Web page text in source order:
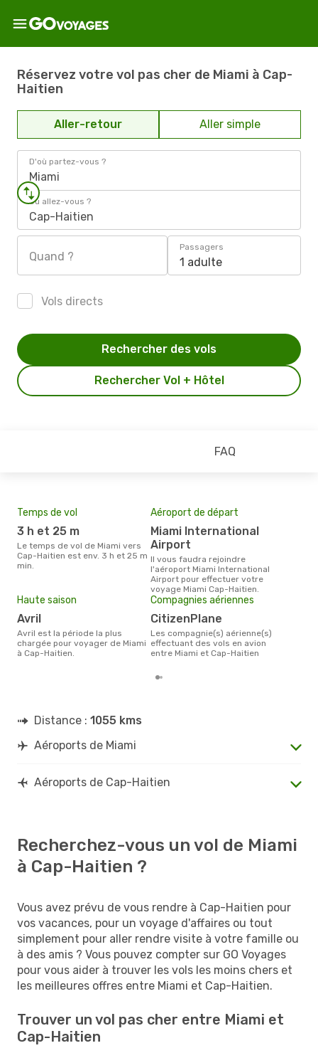
Réservez votre vol pas cher de Miami à Cap-
Haitien
Aller-retour Aller simple
D'où partez-vous ?
Miami
Où allez-vous ?
Cap-Haitien
Quand ?
Passagers
1 adulte
Vols directs
Rechercher Vol + Hôtel
Rechercher des vols
FAQ
Temps de vol
3 h et 25 m
Le temps de vol de Miami vers
Cap-Haitien est env. 3 h et 25 m
min.
Aéroport de départ
Miami International
Airport
Il vous faudra rejoindre
l'aéroport Miami International
Airport pour effectuer votre
voyage Miami Cap-Haitien.
Haute saison
avril
avril est la période la plus
chargée pour voyager de Miami
à Cap-Haitien.
Compagnies aériennes
CitizenPlane
Les compagnie(s) aérienne(s)
effectuant des vols en avion
entre Miami et Cap-Haitien
Distance : 1055 kms
Aéroports de Miami
Aéroports de Cap-Haitien
Recherchez-vous un vol de Miami
à Cap-Haitien ?
Vous avez prévu de vous rendre à Cap-Haitien pour
vos vacances, pour un voyage d'affaires ou tout
simplement pour aller rendre visite à votre famille ou
à des amis ? Vous pouvez compter sur GO Voyages
pour vous aider à trouver les vols les moins chers et
les meilleures offres entre Miami et Cap-Haitien.
Trouver un vol pas cher entre Miami et
Cap-Haitien